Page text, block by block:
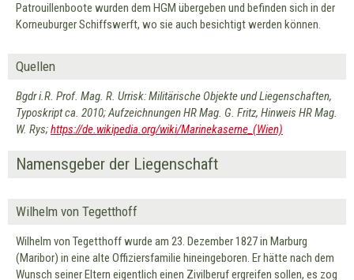
Patrouillenboote wurden dem HGM übergeben und befinden sich in der
Korneuburger Schiffswerft, wo sie auch besichtigt werden können.
Quellen
Bgdr i.R. Prof. Mag. R. Urrisk: Militärische Objekte und Liegenschaften,
Typoskript ca. 2010; Aufzeichnungen HR Mag. G. Fritz, Hinweis HR Mag.
W. Rys;https://de.wikipedia.org/wiki/Marinekaserne_(Wien)
Namensgeber der Liegenschaft
Wilhelm von Tegetthoff
Wilhelm von Tegetthoff wurde am 23. Dezember 1827 in Marburg
(Maribor) in eine alte Offiziersfamilie hineingeboren. Er hätte nach dem
Wunsch seiner Eltern eigentlich einen Zivilberuf ergreifen sollen, es zog